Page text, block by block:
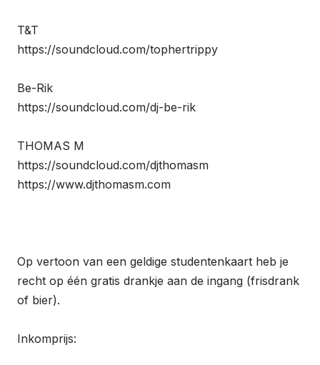
T&T
https://soundcloud.com/tophertrippy
Be-Rik
https://soundcloud.com/dj-be-rik
THOMAS M
https://soundcloud.com/djthomasm
https://www.djthomasm.com
Op vertoon van een geldige studentenkaart heb je
recht op één gratis drankje aan de ingang (frisdrank
of bier).
Inkomprijs: